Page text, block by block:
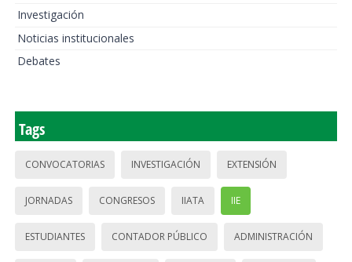
Investigación
Noticias institucionales
Debates
Tags
CONVOCATORIAS INVESTIGACIÓN EXTENSIÓN
JORNADAS CONGRESOS IIATA IIE
ESTUDIANTES CONTADOR PÚBLICO ADMINISTRACIÓN